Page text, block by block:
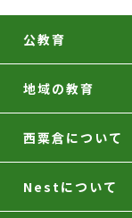
公教育
地域の教育
西粟倉について
Nestについて